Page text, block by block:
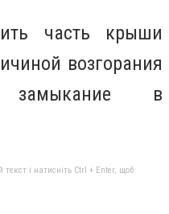
часть крыши
возгорания
замыкание в
і натисніть Ctrl + Enter, щоб